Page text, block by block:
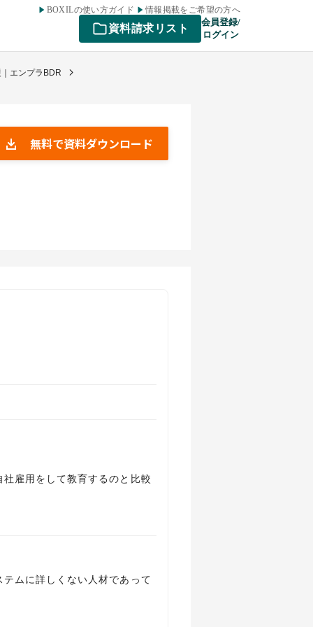
BOXILの使い方ガイド 情報掲載をご希望の方へ
資料請求リスト
会員登録/
ログイン
エンプラBDR
無料で資料ダウンロード
雇用をして教育するのと比較
ムに詳しくない人材であって